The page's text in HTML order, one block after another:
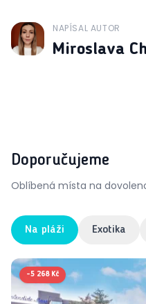
J
NAPÍSAL AUTOR
Miroslava
Doporučujeme
Oblíbená místa na
Na pláži Exotika
-5 268 Kč